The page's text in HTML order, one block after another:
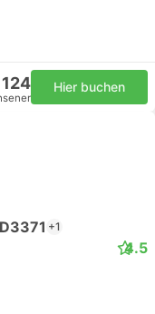
124 Hier buchen
+1
4.5